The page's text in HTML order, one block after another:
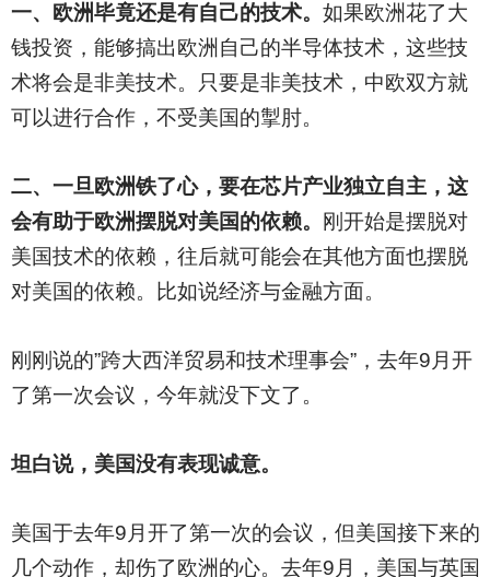
一、欧洲毕竟还是有自己的技术。 如果欧洲花了大
钱投资，能够搞出欧洲自己的半导体技术，这些技
术将会是非美技术。只要是非美技术，中欧双方就
可以进行合作，不受美国的掣肘。
二、一旦欧洲铁了心，要在芯片产业独立自主，这
会有助于欧洲摆脱对美国的依赖。
刚开始是摆脱对
美国技术的依赖，往后就可能会在其他方面也摆脱
对美国的依赖。比如说经济与金融方面。
刚刚说的”跨大西洋贸易和技术理事会”，去年9月开
了第一次会议，今年就没下文了。
坦白说，美国没有表现诚意。
美国于去年9月开了第一次的会议，但美国接下来的
几个动作，却伤了欧洲的心。去年9月，美国与英国